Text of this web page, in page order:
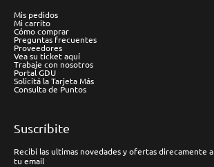
Mis pedidos
Mi carrito
Cómo comprar
Preguntas frecuentes
Proveedores
Vea su ticket aquí
Trabaje con nosotros
Portal GDU
Solicitá la Tarjeta Más
Consulta de Puntos
Suscríbite
Recibí las ultimas novedades y ofertas direcamente a
tu email